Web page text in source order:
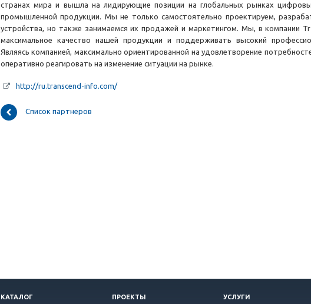
странах мира и вышла на лидирующие позиции на глобальных рынках
промышленной продукции. Мы не только самостоятельно проектируем,
устройства, но также занимаемся их продажей и маркетингом. Мы, в компании
максимальное качество нашей продукции и поддерживать высокий
Являясь компанией, максимально ориентированной на удовлетворение
оперативно реагировать на изменение ситуации на рынке.
http://ru.transcend-info.com/
Список партнеров
КАТАЛОГ ПРОЕКТЫ УСЛУГИ